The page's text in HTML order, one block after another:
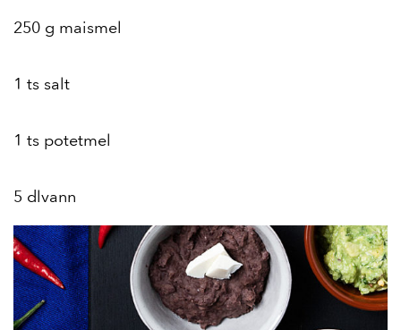
250 g maismel
1 ts salt
1 ts potetmel
5 dlvann